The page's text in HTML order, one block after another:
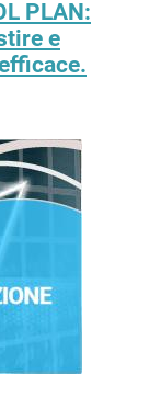
PLAN:
e